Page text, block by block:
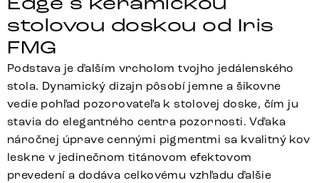
stolovou doskou od Iris
FMG
Podstava je ďalším vrcholom tvojho jedálenského
stola. Dynamický dizajn pôsobí jemne a šikovne
vedie pohľad pozorovateľa k stolovej doske, čím ju
stavia do elegantného centra pozornosti. Vďaka
náročnej úprave cennými pigmentmi sa kvalitný kov
leskne v jedinečnom titánovom efektovom
prevedení a dodáva celkovému vzhľadu ďalšie